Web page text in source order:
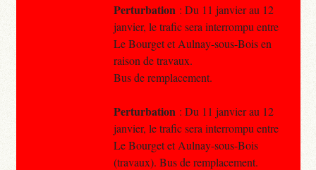
Perturbation : Du 11 janvier au 12
janvier, le trafic sera interrompu entre
Le Bourget et Aulnay-sous-Bois en
raison de travaux.
Bus de remplacement.
Perturbation : Du 11 janvier au 12
janvier, le trafic sera interrompu entre
Le Bourget et Aulnay-sous-Bois
(travaux). Bus de remplacement.